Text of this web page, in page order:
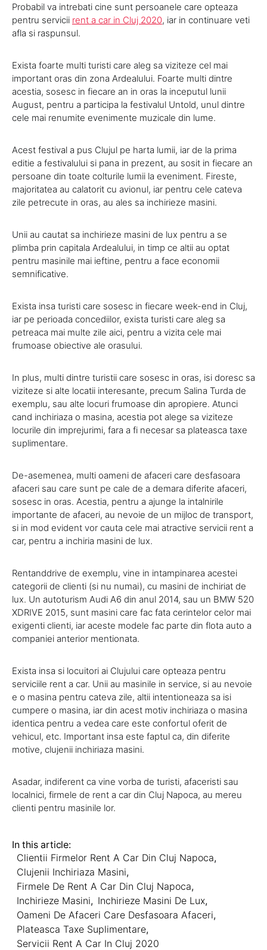
Probabil va intrebati cine sunt persoanele care opteaza
pentru servicii rent a car in Cluj 2020, iar in continuare veti
afla si raspunsul.
Exista foarte multi turisti care aleg sa viziteze cel mai
important oras din zona Ardealului. Foarte multi dintre
acestia, sosesc in fiecare an in oras la inceputul lunii
August, pentru a participa la festivalul Untold, unul dintre
cele mai renumite evenimente muzicale din lume.
Acest festival a pus Clujul pe harta lumii, iar de la prima
editie a festivalului si pana in prezent, au sosit in fiecare an
persoane din toate colturile lumii la eveniment. Fireste,
majoritatea au calatorit cu avionul, iar pentru cele cateva
zile petrecute in oras, au ales sa inchirieze masini.
Unii au cautat sa inchirieze masini de lux pentru a se
plimba prin capitala Ardealului, in timp ce altii au optat
pentru masinile mai ieftine, pentru a face economii
semnificative.
Exista insa turisti care sosesc in fiecare week-end in Cluj,
iar pe perioada concediilor, exista turisti care aleg sa
petreaca mai multe zile aici, pentru a vizita cele mai
frumoase obiective ale orasului.
In plus, multi dintre turistii care sosesc in oras, isi doresc sa
viziteze si alte locatii interesante, precum Salina Turda de
exemplu, sau alte locuri frumoase din apropiere. Atunci
cand inchiriaza o masina, acestia pot alege sa viziteze
locurile din imprejurimi, fara a fi necesar sa plateasca taxe
suplimentare.
De-asemenea, multi oameni de afaceri care desfasoara
afaceri sau care sunt pe cale de a demara diferite afaceri,
sosesc in oras. Acestia, pentru a ajunge la intalnirile
importante de afaceri, au nevoie de un mijloc de transport,
si in mod evident vor cauta cele mai atractive servicii rent a
car, pentru a inchiria masini de lux.
Rentanddrive de exemplu, vine in intampinarea acestei
categorii de clienti (si nu numai), cu masini de inchiriat de
lux. Un autoturism Audi A6 din anul 2014, sau un BMW 520
XDRIVE 2015, sunt masini care fac fata cerintelor celor mai
exigenti clienti, iar aceste modele fac parte din flota auto a
companiei anterior mentionata.
Exista insa si locuitori ai Clujului care opteaza pentru
serviciile rent a car. Unii au masinile in service, si au nevoie
e o masina pentru cateva zile, altii intentioneaza sa isi
cumpere o masina, iar din acest motiv inchiriaza o masina
identica pentru a vedea care este confortul oferit de
vehicul, etc. Important insa este faptul ca, din diferite
motive, clujenii inchiriaza masini.
Asadar, indiferent ca vine vorba de turisti, afaceristi sau
localnici, firmele de rent a car din Cluj Napoca, au mereu
clienti pentru masinile lor.
In this article:
Clientii Firmelor Rent A Car Din Cluj Napoca,
Clujenii Inchiriaza Masini,
Firmele De Rent A Car Din Cluj Napoca,
Inchirieze Masini, Inchirieze Masini De Lux,
Oameni De Afaceri Care Desfasoara Afaceri,
Plateasca Taxe Suplimentare,
Servicii Rent A Car In Cluj 2020